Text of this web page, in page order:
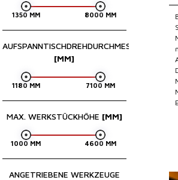
AUFSPANNTISCHDREHDURCHMESSER
[MM]
MAX. WERKSTÜCKHÖHE [MM]
ANGETRIEBENE WERKZEUGE